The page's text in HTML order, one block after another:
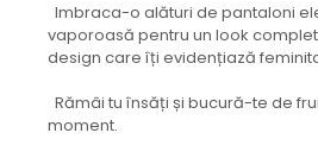
Imbraca-o alături de pantaloni
vaporoasă pentru un look
design care îți evidențiază
Rămâi tu însăți și bucură-te de
moment.